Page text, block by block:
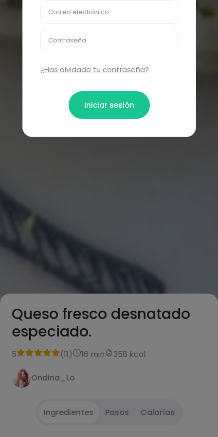
Queso fresco desnatado
especiado.
5 (11) 16 min 358 kcal
Ondina_Lo
Ingredientes Pasos Calorías
Correo electrónico
Contraseña
¿Has olvidado tu contraseña?
Iniciar sesión